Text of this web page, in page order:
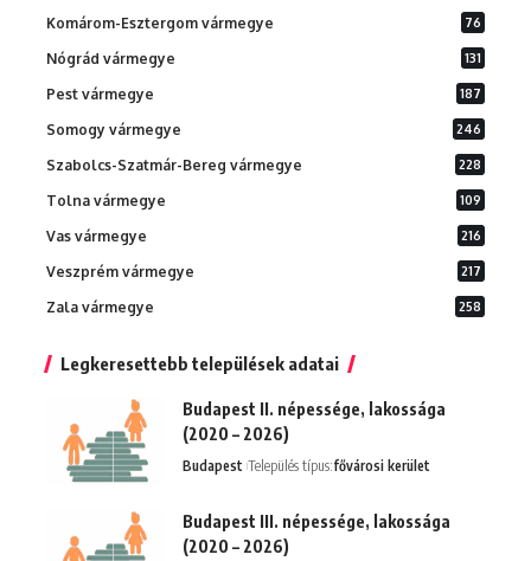
Komárom-Esztergom vármegye 76
Nógrád vármegye 131
Pest vármegye 187
Somogy vármegye 246
Szabolcs-Szatmár-Bereg vármegye 228
Tolna vármegye 109
Vas vármegye 216
Veszprém vármegye 217
Zala vármegye 258
Legkeresettebb települések adatai
Budapest II. népessége, lakossága
(2020 – 2026)
Budapest Település típus:fővárosi kerület
Budapest III. népessége, lakossága
(2020 – 2026)